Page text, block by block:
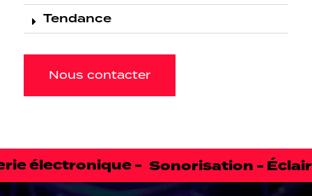
Tendance
Nous contacter
électronique -